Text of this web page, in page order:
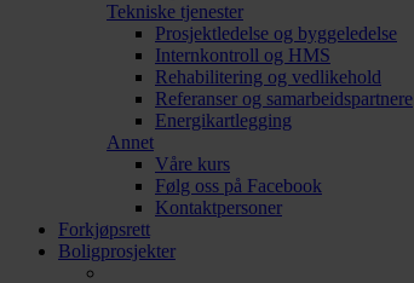
Tekniske tjenester
Prosjektledelse og byggeledelse
Internkontroll og HMS
Rehabilitering og vedlikehold
Referanser og samarbeidspartnere
Energikartlegging
Annet
Våre kurs
Følg oss på Facebook
Kontaktpersoner
Forkjøpsrett
Boligprosjekter